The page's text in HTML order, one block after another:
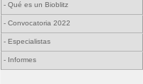
- Qué es un Bioblitz
- Convocatoria 2022
- Especialistas
- Informes